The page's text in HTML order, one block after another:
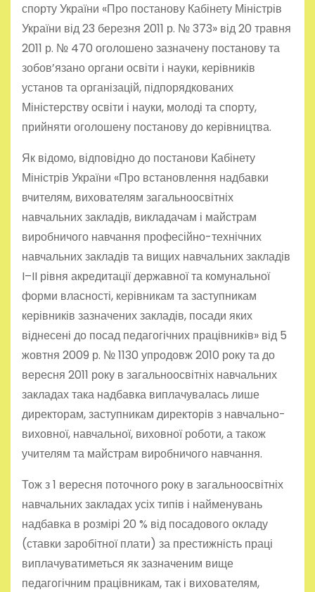
спорту України «Про постанову Кабінету Міністрів
України від 23 березня 2011 р. № 373» від 20 травня
2011 р. № 470 оголошено зазначену постанову та
зобов’язано органи освіти і науки, керівників
установ та організацій, підпорядкованих
Міністерству освіти і науки, молоді та спорту,
прийняти оголошену постанову до керівництва.
Як відомо, відповідно до постанови Кабінету
Міністрів України «Про встановлення надбавки
вчителям, вихователям загальноосвітніх
навчальних закладів, викладачам і майстрам
виробничого навчання професійно-технічних
навчальних закладів та вищих навчальних закладів
I–II рівня акредитації державної та комунальної
форми власності, керівникам та заступникам
керівників зазначених закладів, посади яких
віднесені до посад педагогічних працівників» від 5
жовтня 2009 р. № 1130 упродовж 2010 року та до
вересня 2011 року в загальноосвітніх навчальних
закладах така надбавка виплачувалась лише
директорам, заступникам директорів з навчально-
виховної, навчальної, виховної роботи, а також
учителям та майстрам виробничого навчання.
Тож з 1 вересня поточного року в загальноосвітніх
навчальних закладах усіх типів і найменувань
надбавка в розмірі 20 % від посадового окладу
(ставки заробітної плати) за престижність праці
виплачуватиметься як зазначеним вище
педагогічним працівникам, так і вихователям,